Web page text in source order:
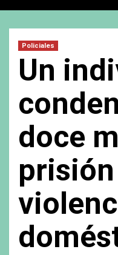
Policiales
Un
doce